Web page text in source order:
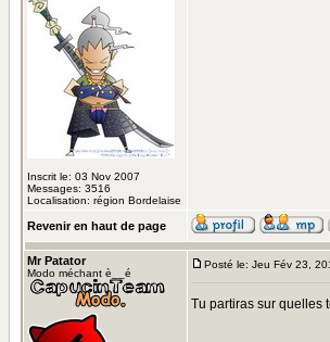
Inscrit le: 03 Nov 2007
Messages: 3516
Localisation: région Bordelaise
Revenir en haut de page
Mr Patator
Modo méchant è__é
Posté le: Jeu Fév 23,
Tu partiras sur quelles